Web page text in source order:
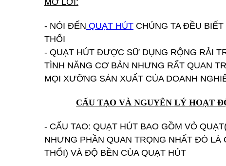
MỞ LỜI:
- NÓI ĐẾN QUẠT HÚT CHÚNG TA ĐỀU
THỔI
- QUẠT HÚT ĐƯỢC SỮ DỤNG RỘNG RẢI
TÌNH NĂNG CƠ BẢN NHƯNG RẤT QUAN
MỌI XƯỠNG SẢN XUẤT CỦA DOANH
CẤU TẠO VÀ NGUYÊN LÝ HOẠT
- CẤU TAO: QUẠT HÚT BAO GỒM VỎ
NHƯNG PHẦN QUAN TRỌNG NHẤT ĐÓ
THỔI) VÀ ĐỘ BỀN CÙA QUẠT HÚT